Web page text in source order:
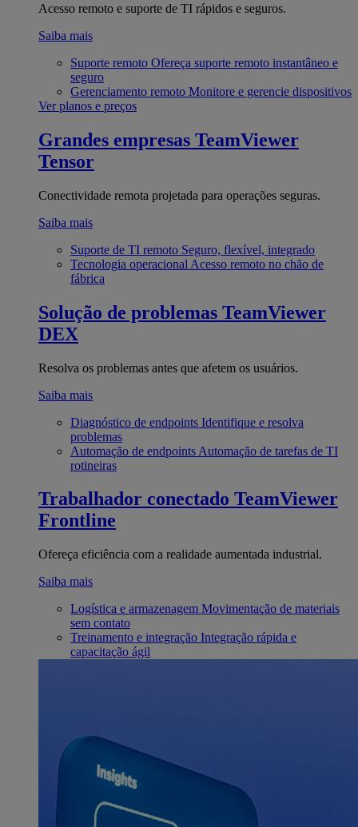
Acesso remoto e suporte de TI rápidos e seguros.
Saiba mais
Suporte remoto Ofereça suporte remoto instantâneo e
seguro
Gerenciamento remoto Monitore e gerencie dispositivos
Ver planos e preços
Grandes empresas TeamViewer
Tensor
Conectividade remota projetada para operações seguras.
Saiba mais
Suporte de TI remoto Seguro, flexível, integrado
Tecnologia operacional Acesso remoto no chão de
fábrica
Solução de problemas TeamViewer
DEX
Resolva os problemas antes que afetem os usuários.
Saiba mais
Diagnóstico de endpoints Identifique e resolva
problemas
Automação de endpoints Automação de tarefas de TI
rotineiras
Trabalhador conectado TeamViewer
Frontline
Ofereça eficiência com a realidade aumentada industrial.
Saiba mais
Logística e armazenagem Movimentação de materiais
sem contato
Treinamento e integração Integração rápida e
capacitação ágil